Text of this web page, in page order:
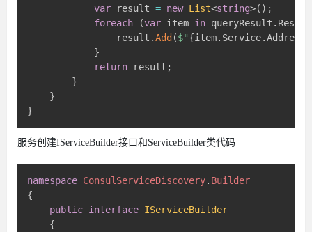
var result = new List<string>( ) ;
foreach
(var item in queryResult .
                result
.Add ($"{item. Service.Address
}
return result ;
}
}
}
服务创建IServiceBuilder接口和ServiceBuilder类代码
namespace ConsulServiceDiscovery. Builder
{
public interface IServiceBuilder
{